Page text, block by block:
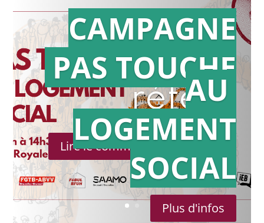
Action en
référé
Lire le communiqué de presse
CAMPAGNE
PAS TOUCHE
AU
LOGEMENT
SOCIAL
Plus d'infos